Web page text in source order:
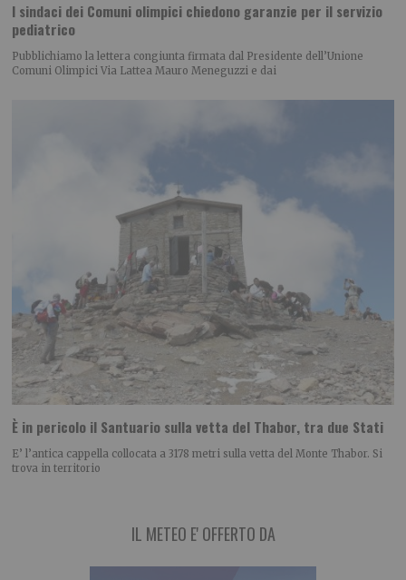
I sindaci dei Comuni olimpici chiedono garanzie per il servizio
pediatrico
Pubblichiamo la lettera congiunta firmata dal Presidente dell’Unione
Comuni Olimpici Via Lattea Mauro Meneguzzi e dai
È in pericolo il Santuario sulla vetta del Thabor, tra due Stati
E’ l’antica cappella collocata a 3178 metri sulla vetta del Monte Thabor. Si
trova in territorio
IL METEO E' OFFERTO DA